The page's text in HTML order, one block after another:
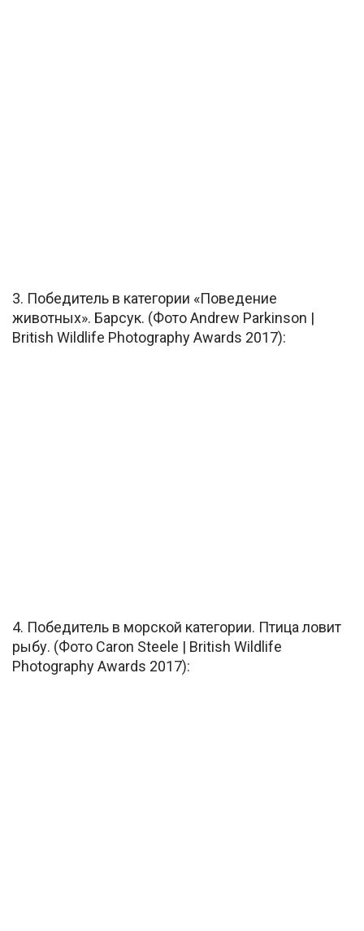
3. Победитель в категории «Поведение
животных». Барсук. (Фото Andrew Parkinson |
British Wildlife Photography Awards 2017):
4. Победитель в морской категории. Птица ловит
рыбу. (Фото Caron Steele | British Wildlife
Photography Awards 2017):